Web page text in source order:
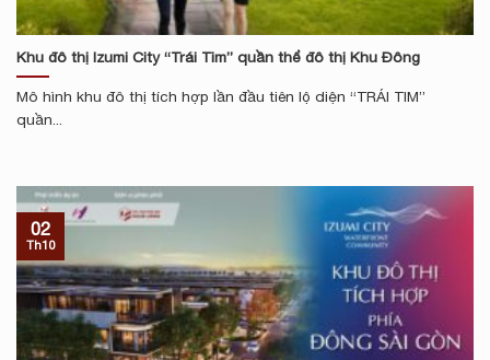
Khu đô thị Izumi City “Trái Tim” quần thể đô thị Khu Đông
Mô hình khu đô thị tích hợp lần đầu tiên lộ diện “TRÁI TIM”
quần...
02
Th10